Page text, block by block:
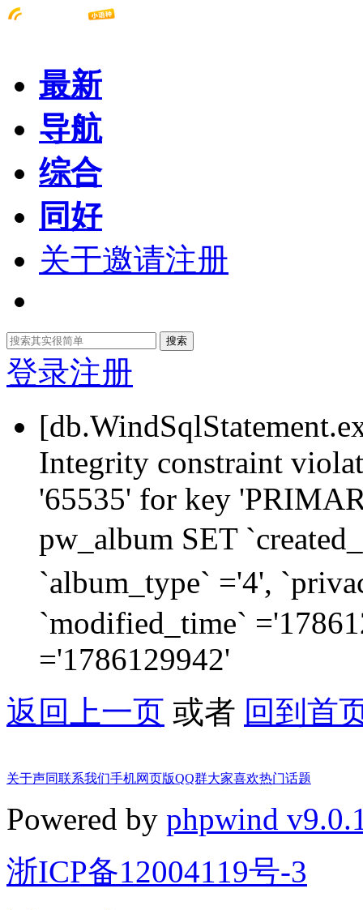
最新
导航
综合
同好
关于邀请注册
搜索
登录注册
Integrity constraint
'65535' for key
pw_album SET
`album_type` ='4',
`modified_time`
='1786129942'
返回上一页 或者 回到首
关于声同联系我们手机网页版QQ群大家喜欢热门话题
Powered by phpwind
浙ICP备12004119号-3